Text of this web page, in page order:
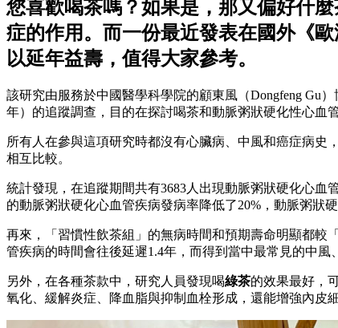
您喜歡喝茶嗎？如果是，那又偏好什
症的作用。而一份最近發表在國外《
以延年益壽，值得大家參考。
該研究由服務於中國醫學科學院的顧東風（Dongfeng Gu
年）的追蹤調查，目的在探討喝茶和動脈粥狀硬化性心血
所有人在參與這項研究時都沒有心臟病、中風和癌症病
相互比較。
統計發現，在追蹤期間共有3683人出現動脈粥狀硬化心血
的動脈粥狀硬化心血管疾病發病率降低了20%，動脈粥狀
再來，「習慣性飲茶組」的無病時間和預期壽命明顯都較
管疾病的時間會往後延遲1.4年，而得到當中最常見的中風
另外，在各種茶款中，研究人員發現喝綠茶的效果最好，
氧化、緩解炎症、降血脂與抑制血栓形成，還能增強內皮